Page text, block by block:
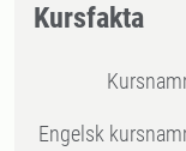
Kursfakta
Engelsk